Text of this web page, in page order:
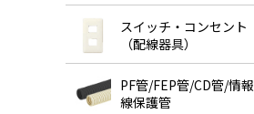
スイッチ・コンセント
（配線器具）
PF管/FEP管/CD管/情報
線保護管